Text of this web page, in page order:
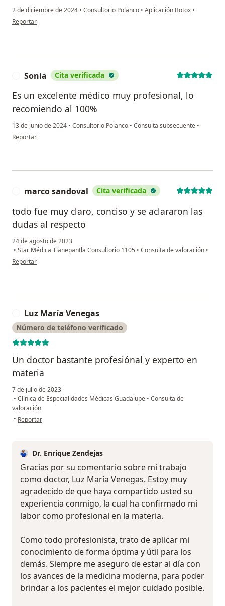
2 de diciembre de 2024 • Consultorio Polanco • Aplicación Botox •
en opinión del usuario LRM
Reportar
Sonia Cita verificada
Es un excelente médico muy profesional, lo
recomiendo al 100%
13 de junio de 2024 • Consultorio Polanco • Consulta subsecuente •
en opinión del usuario Sonia
Reportar
marco sandoval Cita verificada
todo fue muy claro, conciso y se aclararon las
dudas al respecto
24 de agosto de 2023
• Star Médica Tlanepantla Consultorio 1105 • Consulta de valoración •
en opinión del usuario marco sandoval
Reportar
Luz María Venegas
Número de teléfono verificado
Un doctor bastante profesiónal y experto en
materia
7 de julio de 2023
• Clínica de Especialidades Médicas Guadalupe • Consulta de
valoración
• en opinión del usuario Luz María Venegas
Reportar
Dr. Enrique Zendejas
Gracias por su comentario sobre mi trabajo
como doctor, Luz María Venegas. Estoy muy
agradecido de que haya compartido usted su
experiencia conmigo, la cual ha confirmado mi
labor como profesional en la materia.
Como todo profesionista, trato de aplicar mi
conocimiento de forma óptima y útil para los
demás. Siempre me aseguro de estar al día con
los avances de la medicina moderna, para poder
brindar a los pacientes el mejor cuidado posible.